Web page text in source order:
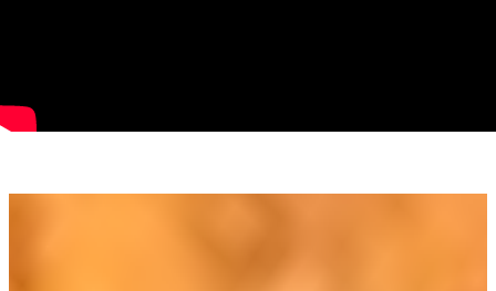
Contactați-ne astăzi pentru a afla mai multe detalii și pentru
a programa o vizionare personală. Oportunitățile de acest gen